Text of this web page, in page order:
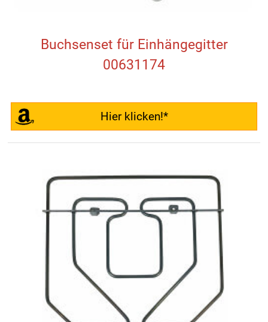
Buchsenset für Einhängegitter
00631174
Hier klicken!*